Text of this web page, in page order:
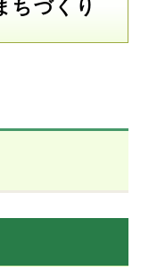
ちづくり